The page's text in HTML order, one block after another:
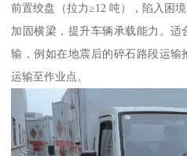
前置绞盘（拉力≥12 吨），陷入困
加固横梁，提升车辆承载能力。
输，例如在地震后的碎石路段运
运输至作业点。​